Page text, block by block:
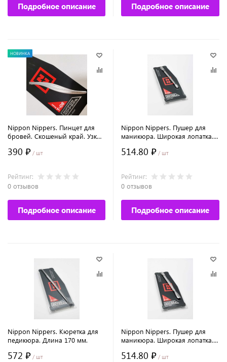
Подробное описание Подробное описание
НОВИНКА
Nippon Nippers. Пинцет для
бровей. Скошеный край. Узкий
390 ₽ / шт
Рейтинг:
0 отзывов
Подробное описание
Nippon Nippers. Пушер для
маникюра. Широкая лопатка.
514.80 ₽ / шт
Рейтинг:
0 отзывов
Подробное описание
Nippon Nippers. Кюретка для
педикюра. Длина 170 мм.
572 ₽ / шт
Nippon Nippers. Пушер для
маникюра. Широкая лопатка.
514.80 ₽ / шт